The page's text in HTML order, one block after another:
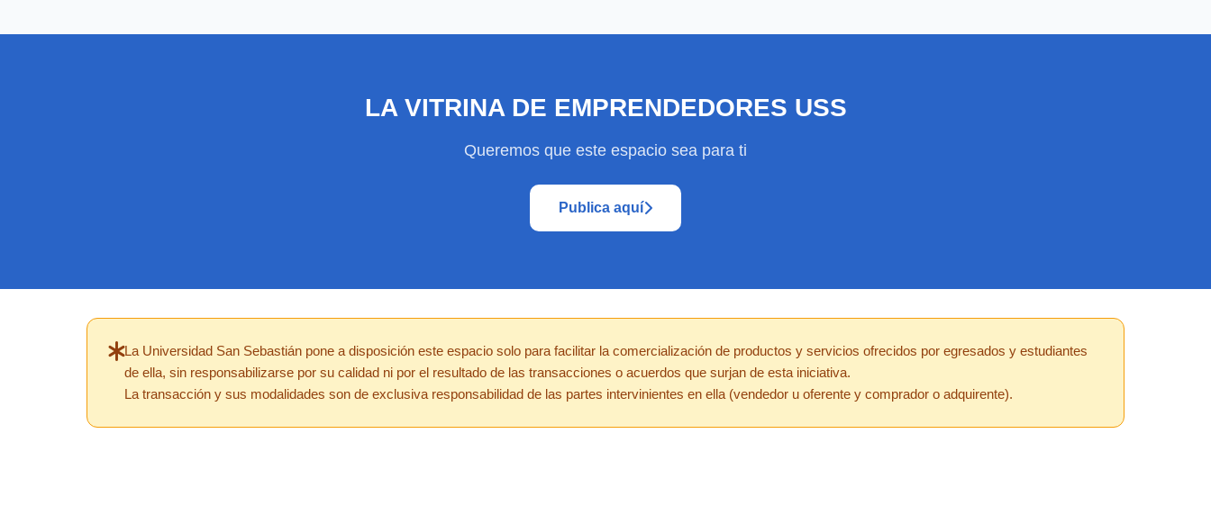
LA VITRINA DE EMPRENDEDORES USS
Queremos que este espacio sea para ti
Publica aquí
La Universidad San Sebastián pone a disposición este espacio solo para facilitar la comercialización de productos y servicios ofrecidos por egresados y estudiantes
de ella, sin responsabilizarse por su calidad ni por el resultado de las transacciones o acuerdos que surjan de esta iniciativa.
La transacción y sus modalidades son de exclusiva responsabilidad de las partes intervinientes en ella (vendedor u oferente y comprador o adquirente).